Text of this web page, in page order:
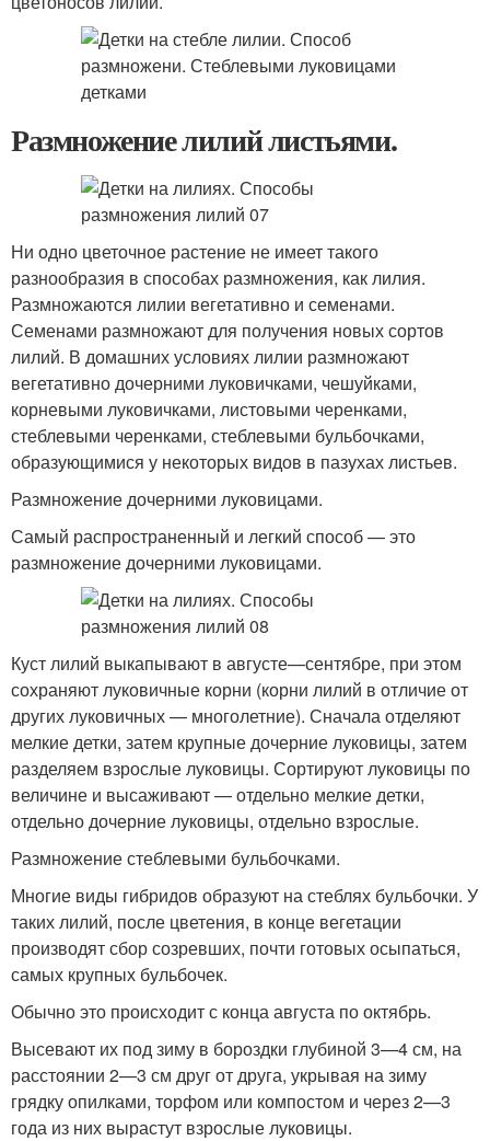
Размножение лилий листьями.
Ни одно цветочное растение не имеет такого
разнообразия в способах размножения, как лилия.
Размножаются лилии вегетативно и семенами.
Семенами размножают для получения новых сортов
лилий. В домашних условиях лилии размножают
вегетативно дочерними луковичками, чешуйками,
корневыми луковичками, листовыми черенками,
стеблевыми черенками, стеблевыми бульбочками,
образующимися у некоторых видов в пазухах листьев.
Размножение дочерними луковицами.
Самый распространенный и легкий способ — это
размножение дочерними луковицами.
Куст лилий выкапывают в августе—сентябре, при этом
сохраняют луковичные корни (корни лилий в отличие от
других луковичных — многолетние). Сначала отделяют
мелкие детки, затем крупные дочерние луковицы, затем
разделяем взрослые луковицы. Сортируют луковицы по
величине и высаживают — отдельно мелкие детки,
отдельно дочерние луковицы, отдельно взрослые.
Размножение стеблевыми бульбочками.
Многие виды гибридов образуют на стеблях бульбочки. У
таких лилий, после цветения, в конце вегетации
производят сбор созревших, почти готовых осыпаться,
самых крупных бульбочек.
Обычно это происходит с конца августа по октябрь.
Высевают их под зиму в бороздки глубиной 3—4 см, на
расстоянии 2—3 см друг от друга, укрывая на зиму
грядку опилками, торфом или компостом и через 2—3
года из них вырастут взрослые луковицы.